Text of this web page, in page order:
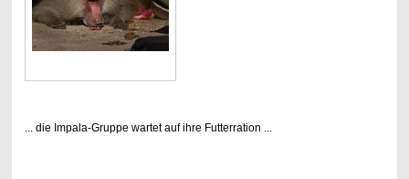
... die Impala-Gruppe wartet auf ihre Futterration ...